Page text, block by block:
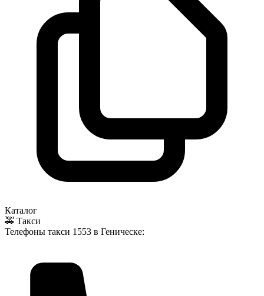
Каталог
🚕 Такси
Телефоны такси 1553 в Геническе: